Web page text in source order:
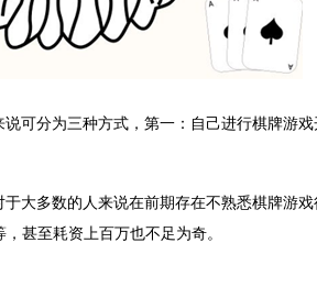
可分为三种方式，第一：自己进行棋牌游
大多数的人来说在前期存在不熟悉棋牌游
甚至耗资上百万也不足为奇。